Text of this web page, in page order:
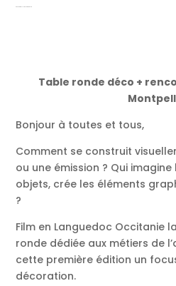
Table ronde déco +
Bonjour à toutes et tous,
Comment se construit
ou une émission ? Qui
objets, crée les éléments
?
Film en Languedoc Occitanie
ronde dédiée aux métiers de
cette première édition un
décoration.